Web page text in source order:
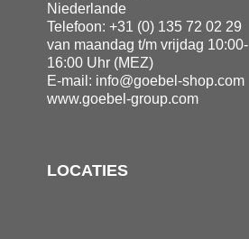
Niederlande
Telefoon: +31 (0) 135 72 02 29
van maandag t/m vrijdag 10:00-
16:00 Uhr (MEZ)
E-mail: info@goebel-shop.com
www.goebel-group.com
LOCATIES